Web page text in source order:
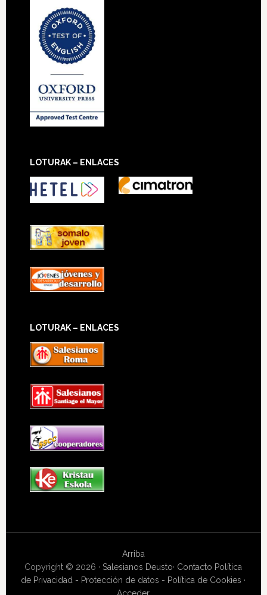
LOTURAK – ENLACES
LOTURAK – ENLACES
Arriba
Copyright © 2026 ·Salesianos Deusto· Contacto Política
de Privacidad - Protección de datos - Política de Cookies ·